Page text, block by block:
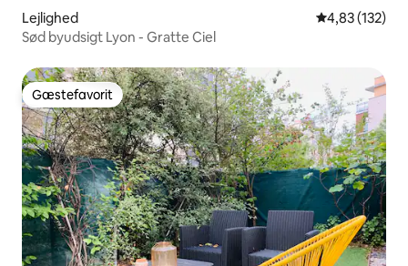
Lejlighed 4,83 ud af 5 i
4,83 (132)
Sød byudsigt Lyon - Gratte Ciel
Gæstefavorit
Gæstefavorit